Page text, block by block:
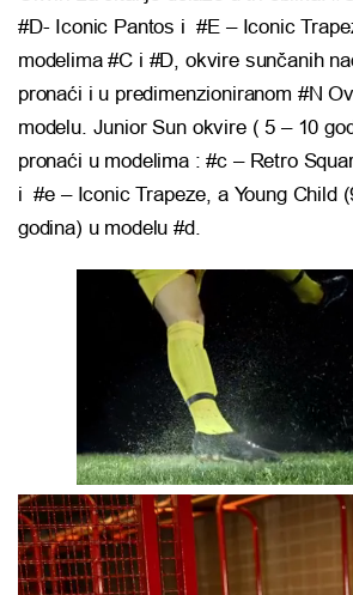
#D- Iconic Pantos i #E – Iconic
modelima #C i #D, okvire sunčanih
pronaći i u predimenzioniranom #N
modelu. Junior Sun okvire ( 5 – 10
pronaći u modelima : #c – Retro
i #e – Iconic Trapeze, a Young Child
godina) u modelu #d.